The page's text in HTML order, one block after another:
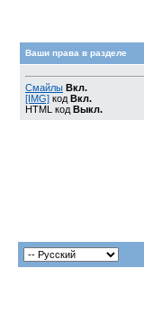
Ваши права в разделе
Смайлы Вкл.
[IMG] код Вкл.
HTML код Выкл.